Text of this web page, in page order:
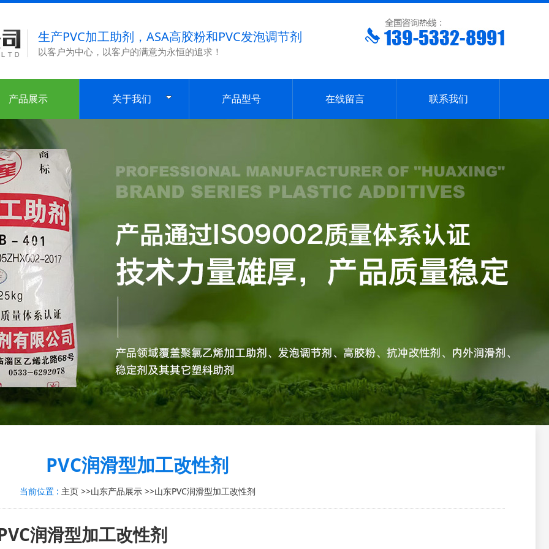
生产PVC加工助剂，ASA高胶粉和PVC发泡调节剂
以客户为中心，以客户的满意为永恒的追求！
产品展示 关于我们 产品型号 在线留言 联系我们
PVC润滑型加工改性剂
当前位置 : 主页>>山东产品展示>>山东PVC润滑型加工改性剂
润滑型加工改性剂